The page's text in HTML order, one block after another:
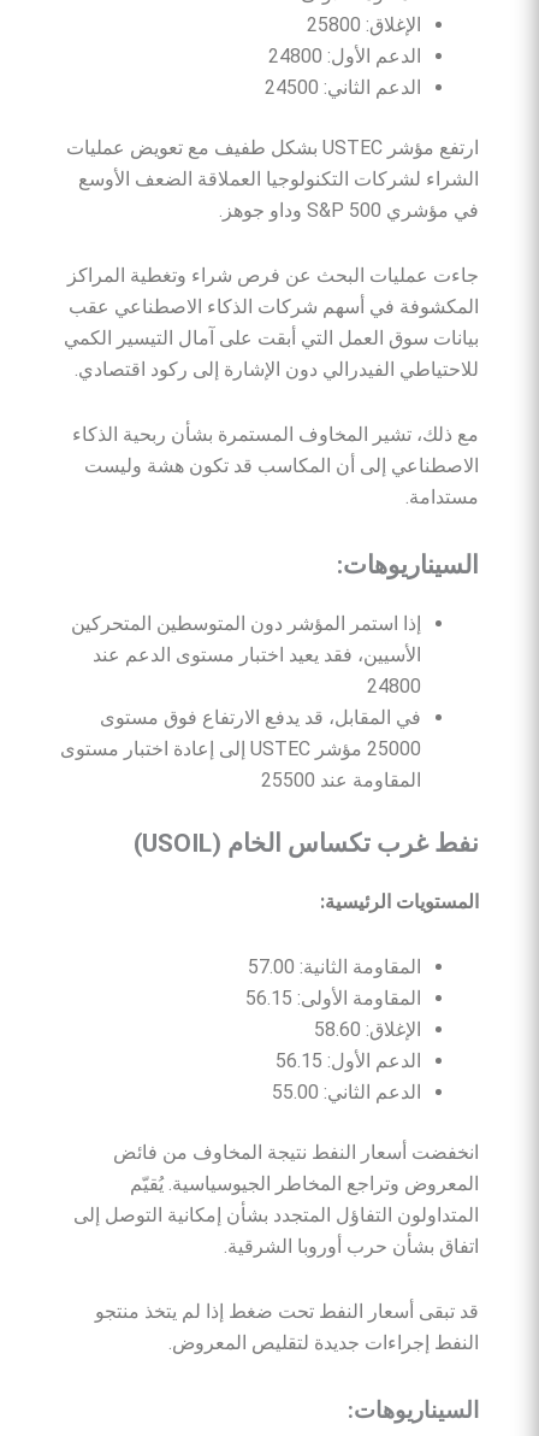
الإغلاق: 25800
الدعم الأول: 24800
الدعم الثاني: 24500
ارتفع مؤشر USTEC بشكل طفيف مع تعويض عمليات
الشراء لشركات التكنولوجيا العملاقة الضعف الأوسع
في مؤشري S&P 500 وداو جوهز.
جاءت عمليات البحث عن فرص شراء وتغطية المراكز
المكشوفة في أسهم شركات الذكاء الاصطناعي عقب
بيانات سوق العمل التي أبقت على آمال التيسير الكمي
للاحتياطي الفيدرالي دون الإشارة إلى ركود اقتصادي.
مع ذلك، تشير المخاوف المستمرة بشأن ربحية الذكاء
الاصطناعي إلى أن المكاسب قد تكون هشة وليست
مستدامة.
السيناريوهات:
إذا استمر المؤشر دون المتوسطين المتحركين
الأسيين، فقد يعيد اختبار مستوى الدعم عند
24800
في المقابل، قد يدفع الارتفاع فوق مستوى
25000 مؤشر USTEC إلى إعادة اختبار مستوى
المقاومة عند 25500
نفط غرب تكساس الخام (USOIL)
المستويات الرئيسية:
المقاومة الثانية: 57.00
المقاومة الأولى: 56.15
الإغلاق: 58.60
الدعم الأول: 56.15
الدعم الثاني: 55.00
انخفضت أسعار النفط نتيجة المخاوف من فائض
المعروض وتراجع المخاطر الجيوسياسية. يُقيّم
المتداولون التفاؤل المتجدد بشأن إمكانية التوصل إلى
اتفاق بشأن حرب أوروبا الشرقية.
قد تبقى أسعار النفط تحت ضغط إذا لم يتخذ منتجو
النفط إجراءات جديدة لتقليص المعروض.
السيناريوهات: